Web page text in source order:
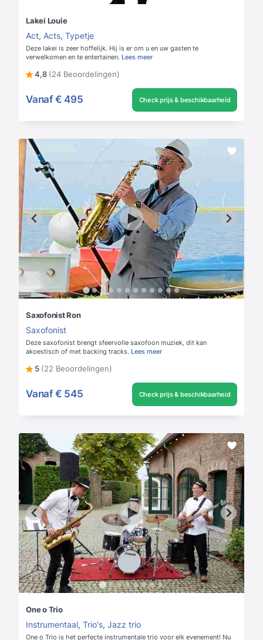
Lakei Louie
Act, Acts, Typetje
Deze lakei is zeer hoffelijk. Hij is er om u en uw gasten te
verwelkomen en te entertainen. Lees meer
4,8 (24 Beoordelingen)
Vanaf € 495 Check prijs & beschikbaarheid
Saxofonist Ron
Saxofonist
Deze saxofonist brengt sfeervolle saxofoon muziek, dit kan
akoestisch of met backing tracks. Lees meer
5 (22 Beoordelingen)
Vanaf € 545 Check prijs & beschikbaarheid
One o Trio
Instrumentaal, Trio's, Jazz trio
One o Trio is het perfecte instrumentale trio voor elk evenement! Nu